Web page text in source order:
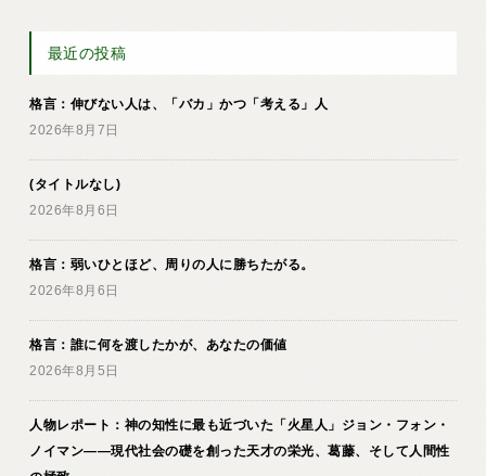
最近の投稿
格言：伸びない人は、「バカ」かつ「考える」人
2026年8月7日
(タイトルなし)
2026年8月6日
格言：弱いひとほど、周りの人に勝ちたがる。
2026年8月6日
格言：誰に何を渡したかが、あなたの価値
2026年8月5日
人物レポート：神の知性に最も近づいた「火星人」ジョン・フォン・
ノイマン――現代社会の礎を創った天才の栄光、葛藤、そして人間性